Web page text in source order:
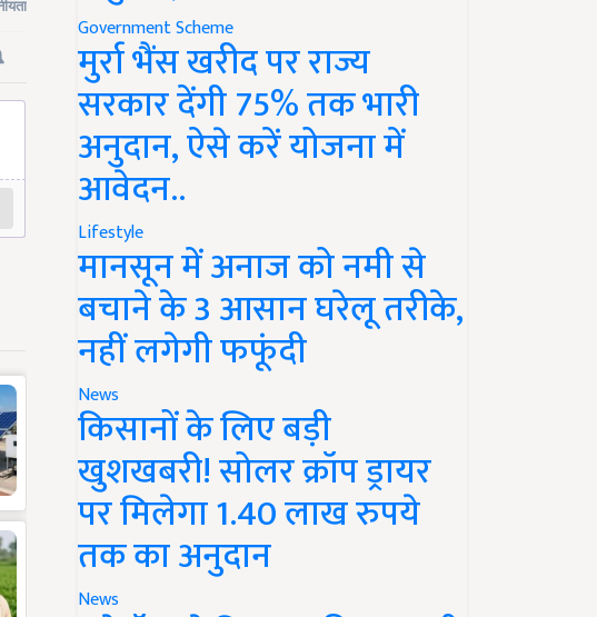
Government Scheme
मुर्रा भैंस खरीद पर राज्य
सरकार देंगी 75% तक भारी
अनुदान, ऐसे करें योजना में
आवेदन..
Lifestyle
मानसून में अनाज को नमी से
बचाने के 3 आसान घरेलू तरीके,
नहीं लगेगी फफूंदी
News
किसानों के लिए बड़ी
खुशखबरी! सोलर क्रॉप ड्रायर
पर मिलेगा 1.40 लाख रुपये
तक का अनुदान
News